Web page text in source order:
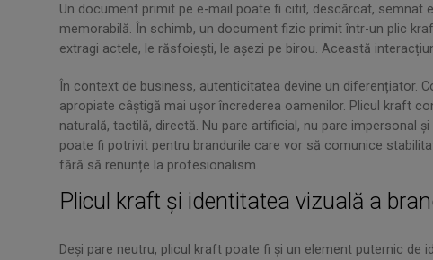
Un document primit pe e-mail poate fi citit, descărcat, semnat
memorabilă. În schimb, un document fizic primit într-un plic
extragi actele, le răsfoiești, le așezi pe birou. Această
În context de business, autenticitatea devine un diferențiator.
apropiate câștigă mai ușor încrederea oamenilor. Plicul kraft
naturală, tactilă, directă. Nu pare artificial, nu pare impersonal
poate fi potrivit pentru brandurile care vor să comunice
fără să renunțe la profesionalism.
Plicul kraft și identitatea vizuală a
Deși pare neutru, plicul kraft poate fi și un element puternic